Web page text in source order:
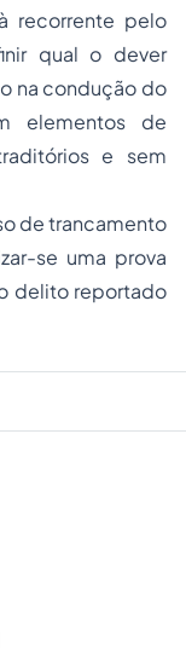
recorrente pelo
qual o dever
na condução do
elementos de
e sem
de trancamento
se uma prova
delito reportado